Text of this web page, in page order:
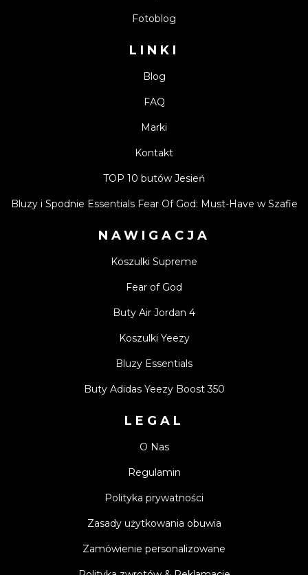
Fotoblog
LINKI
Blog
FAQ
Marki
Kontakt
TOP 10 butów Jesień
Bluzy i Spodnie Essentials Fear Of God: Must-Have w Szafie
NAWIGACJA
Koszulki Supreme
Fear of God
Buty Air Jordan 4
Koszulki Yeezy
Bluzy Essentials
Buty Adidas Yeezy Boost 350
LEGAL
O Nas
Regulamin
Polityka prywatności
Zasady użytkowania obuwia
Zamówienie personalizowane